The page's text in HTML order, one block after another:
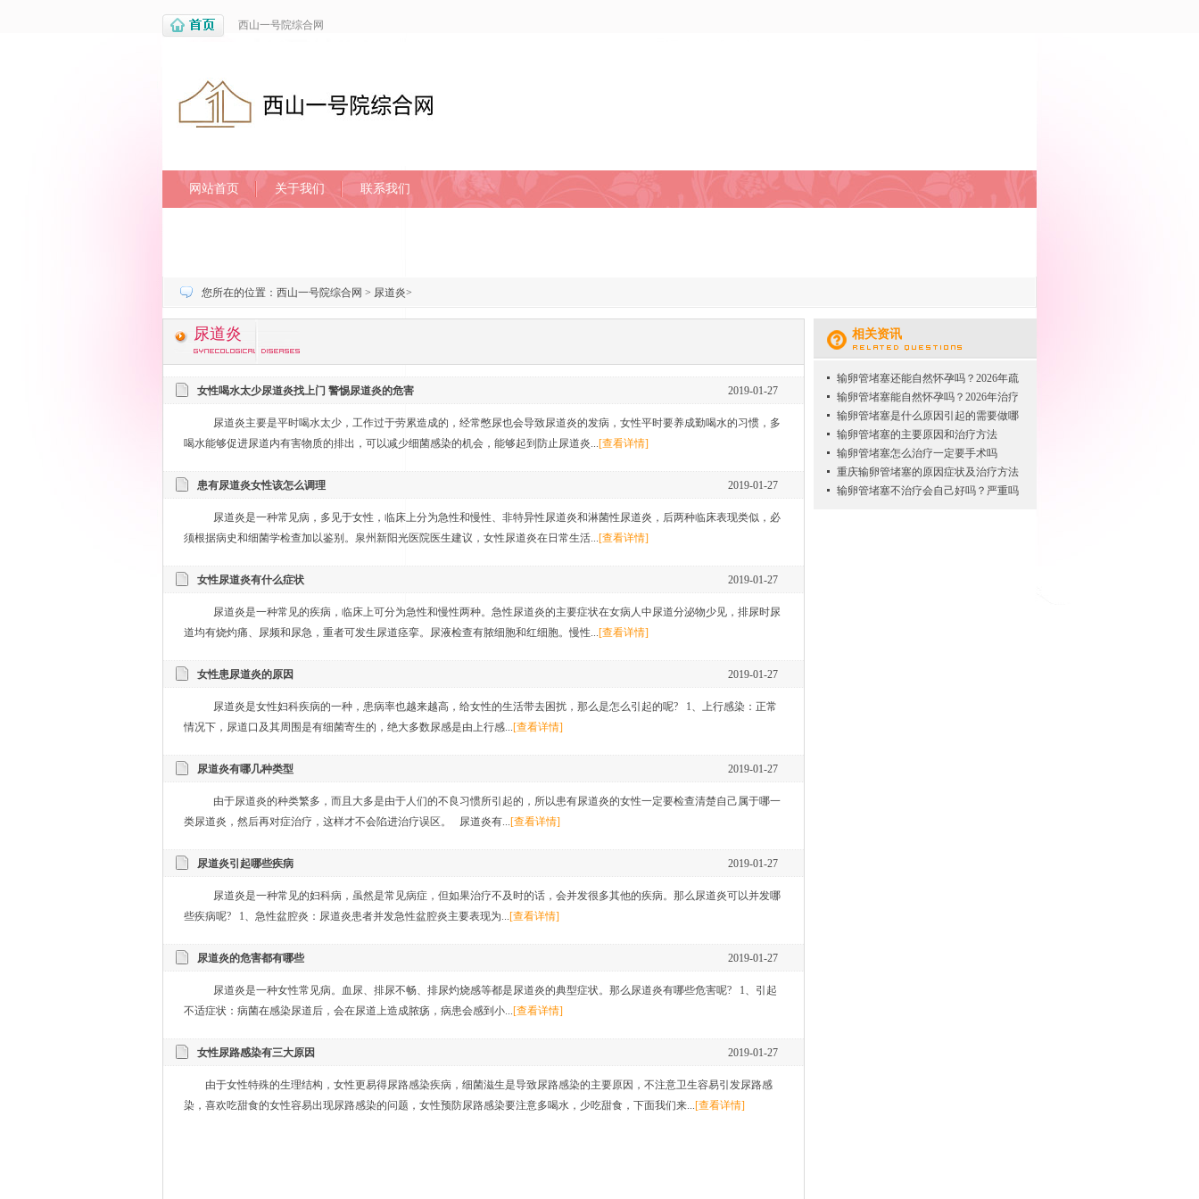
西山一号院综合网
网站首页 关于我们 联系我们
您所在的位置： 西山一号院综合网 > 尿道炎>
尿道炎
女性喝水太少尿道炎找上门 警惕尿道炎的危害 2019-01-27
尿道炎主要是平时喝水太少，工作过于劳累造成的，经常憋尿也会导致尿道炎的发病，女性平时要养成勤喝水的习惯，多
喝水能够促进尿道内有害物质的排出，可以减少细菌感染的机会，能够起到防止尿道炎...[查看详情]
患有尿道炎女性该怎么调理 2019-01-27
尿道炎是一种常见病，多见于女性，临床上分为急性和慢性、非特异性尿道炎和淋菌性尿道炎，后两种临床表现类似，必
须根据病史和细菌学检查加以鉴别。泉州新阳光医院医生建议，女性尿道炎在日常生活...[查看详情]
女性尿道炎有什么症状 2019-01-27
尿道炎是一种常见的疾病，临床上可分为急性和慢性两种。急性尿道炎的主要症状在女病人中尿道分泌物少见，排尿时尿
道均有烧灼痛、尿频和尿急，重者可发生尿道痉挛。尿液检查有脓细胞和红细胞。慢性...[查看详情]
女性患尿道炎的原因 2019-01-27
尿道炎是女性妇科疾病的一种，患病率也越来越高，给女性的生活带去困扰，那么是怎么引起的呢? 1、上行感染：正常
情况下，尿道口及其周围是有细菌寄生的，绝大多数尿感是由上行感...[查看详情]
尿道炎有哪几种类型 2019-01-27
由于尿道炎的种类繁多，而且大多是由于人们的不良习惯所引起的，所以患有尿道炎的女性一定要检查清楚自己属于哪一
类尿道炎，然后再对症治疗，这样才不会陷进治疗误区。 尿道炎有...[查看详情]
尿道炎引起哪些疾病 2019-01-27
尿道炎是一种常见的妇科病，虽然是常见病症，但如果治疗不及时的话，会并发很多其他的疾病。那么尿道炎可以并发哪
些疾病呢? 1、急性盆腔炎：尿道炎患者并发急性盆腔炎主要表现为...[查看详情]
尿道炎的危害都有哪些 2019-01-27
尿道炎是一种女性常见病。血尿、排尿不畅、排尿灼烧感等都是尿道炎的典型症状。那么尿道炎有哪些危害呢? 1、引起
不适症状：病菌在感染尿道后，会在尿道上造成脓疡，病患会感到小...[查看详情]
女性尿路感染有三大原因 2019-01-27
由于女性特殊的生理结构，女性更易得尿路感染疾病，细菌滋生是导致尿路感染的主要原因，不注意卫生容易引发尿路感
染，喜欢吃甜食的女性容易出现尿路感染的问题，女性预防尿路感染要注意多喝水，少吃甜食，下面我们来...[查看详情]
相关资讯
输卵管堵塞还能自然怀孕吗？2026年疏
输卵管堵塞能自然怀孕吗？2026年治疗
输卵管堵塞是什么原因引起的需要做哪
输卵管堵塞的主要原因和治疗方法
输卵管堵塞怎么治疗一定要手术吗
重庆输卵管堵塞的原因症状及治疗方法
输卵管堵塞不治疗会自己好吗？严重吗